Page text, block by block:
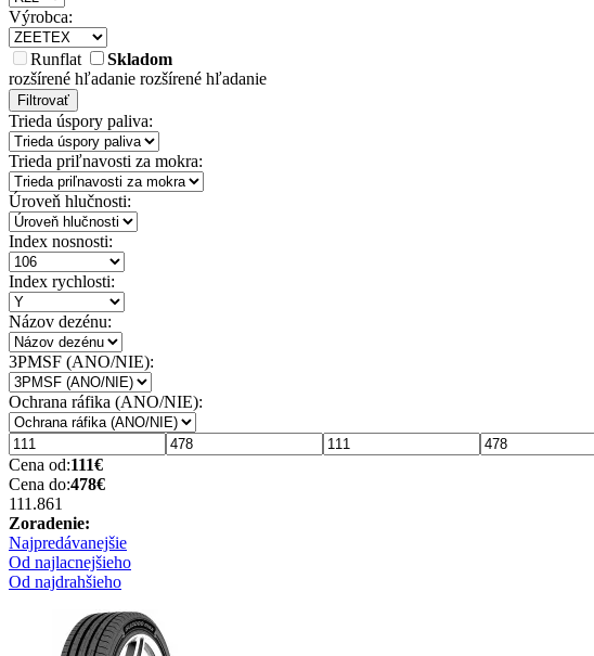
Výrobca:
Runflat
Skladom
rozšírené hľadanie rozšírené hľadanie
Filtrovať
Trieda úspory paliva:
Trieda priľnavosti za mokra:
Úroveň hlučnosti:
Index nosnosti:
Index rychlosti:
Názov dezénu:
3PMSF (ANO/NIE):
Ochrana ráfika (ANO/NIE):
Cena od:111€
Cena do:478€
111.861
Zoradenie:
Najpredávanejšie
Od najlacnejšieho
Od najdrahšieho